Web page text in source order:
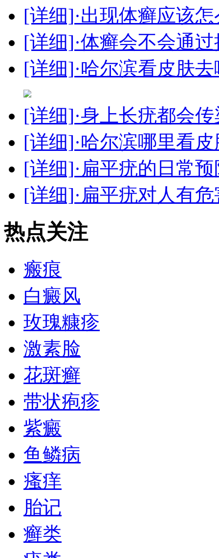
[详细]·出现体癣应该
[详细]·体癣会不会通
[详细]·哈尔滨看皮肤
[详细]·身上长疣都会
[详细]·哈尔滨哪里看
[详细]·扁平疣的日常
[详细]·扁平疣对人有
热点关注
瘢痕
白癜风
玫瑰糠疹
激素脸
花斑癣
带状疱疹
紫癜
鱼鳞病
瘙痒
胎记
癣类